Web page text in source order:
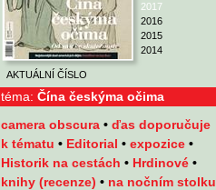
téma: Čína českýma očima
AKTUÁLNÍ ČÍSLO
2017
2016
2015
2014
camera obscura • ďas doporučuje
k tématu • Editorial • expozice •
Historik na cestách • Hrdinové •
knihy (recenze) • na nočním stolku